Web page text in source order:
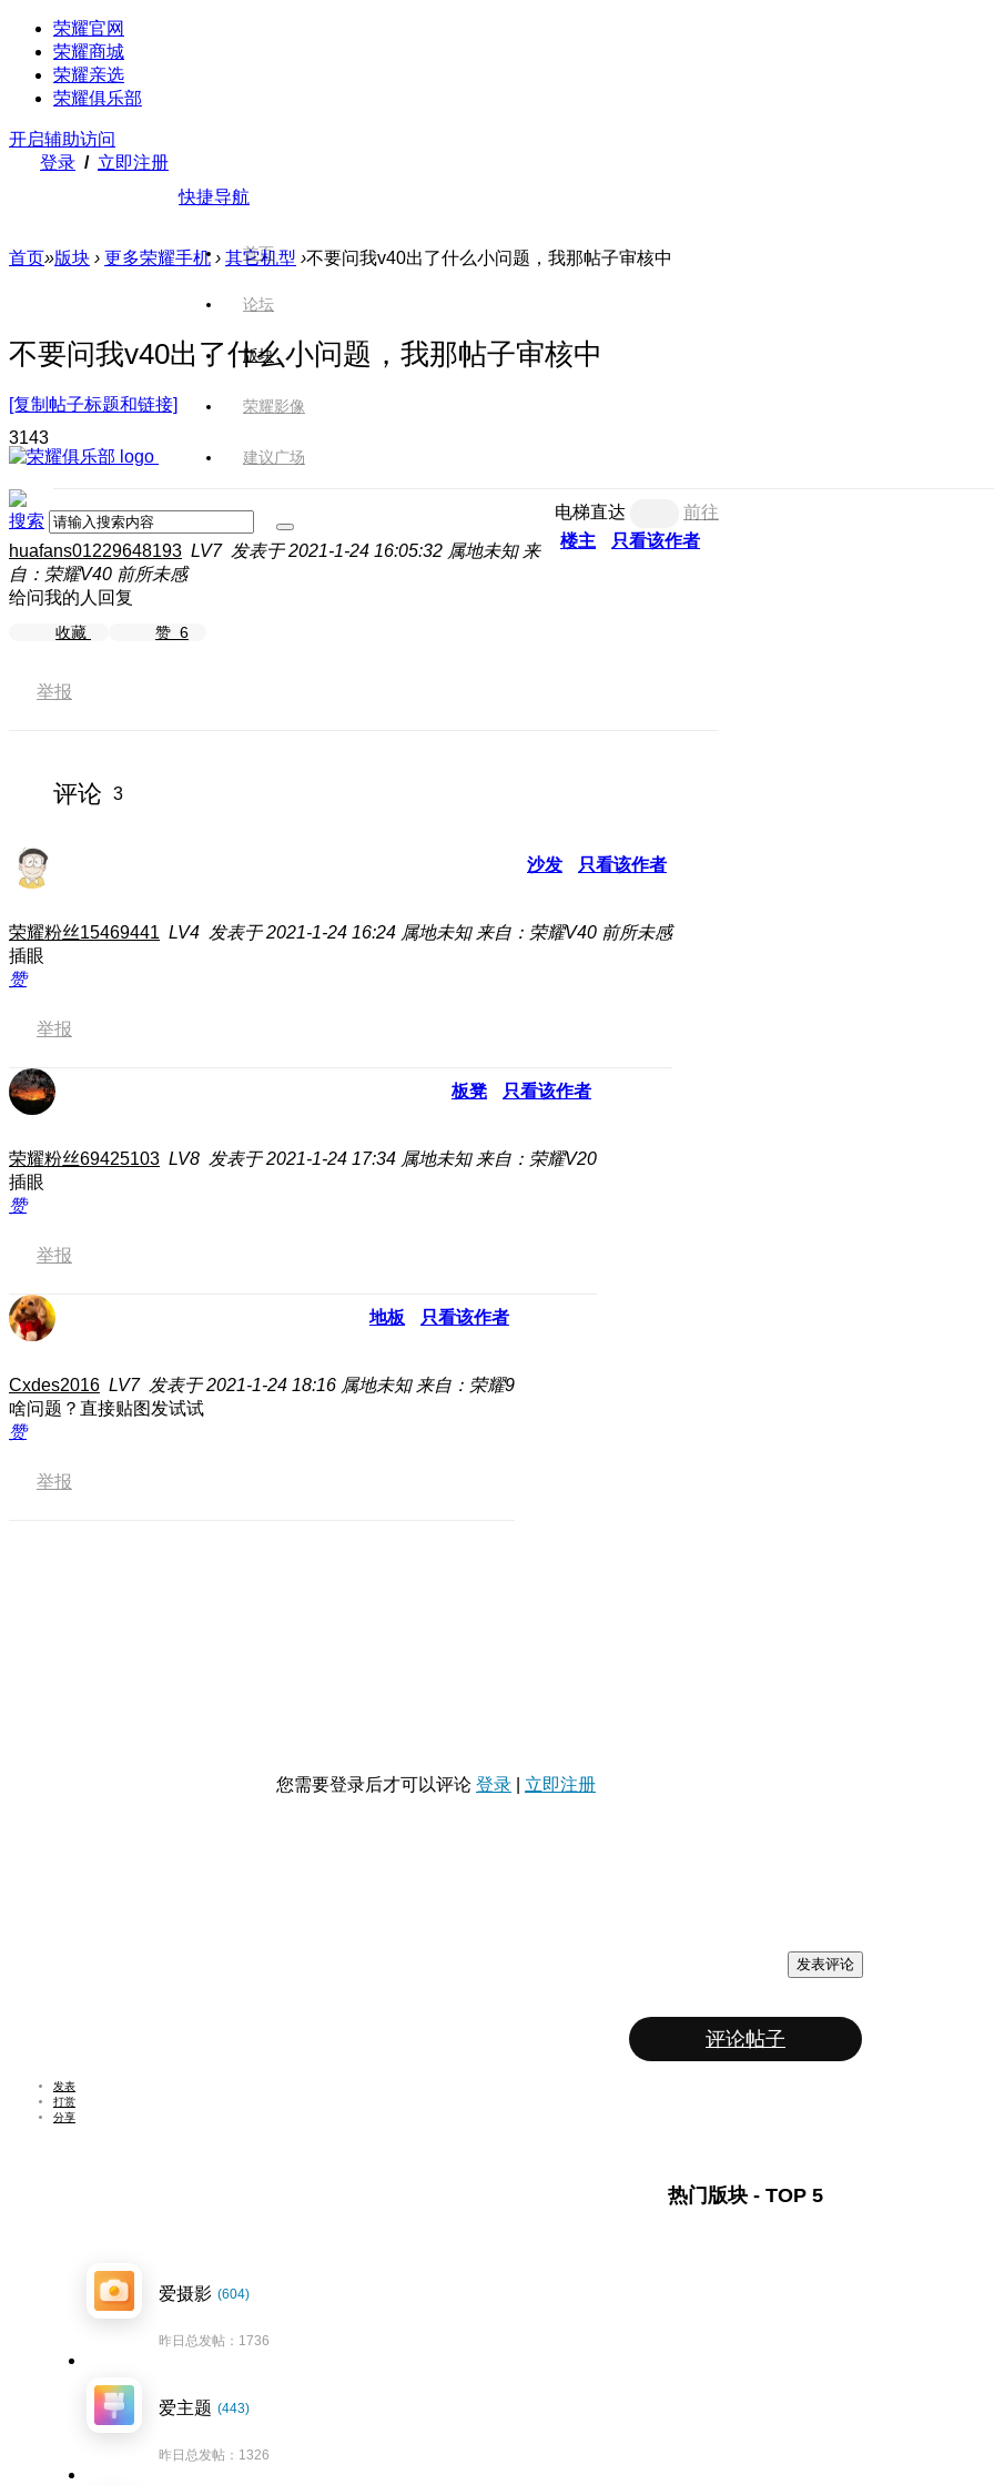
荣耀官网
荣耀商城
荣耀亲选
荣耀俱乐部
开启辅助访问
登录 / 立即注册
快捷导航
首页
论坛
版块
荣耀影像
建议广场
搜索
首页»版块 › 更多荣耀手机 › 其它机型 ›不要问我v40出了什么小问题，我那帖子审核中
不要问我v40出了什么小问题，我那帖子审核中
[复制帖子标题和链接]
3143
电梯直达
前往
楼主
只看该作者
huafans01229648193 LV7 发表于 2021-1-24 16:05:32 属地未知 来
自：荣耀V40 前所未感
给问我的人回复
收藏 赞 6
举报
评论 3
沙发 只看该作者
荣耀粉丝15469441 LV4 发表于 2021-1-24 16:24 属地未知 来自：荣耀V40 前所未感
插眼
赞
举报
板凳 只看该作者
荣耀粉丝69425103 LV8 发表于 2021-1-24 17:34 属地未知 来自：荣耀V20
插眼
赞
举报
地板 只看该作者
Cxdes2016 LV7 发表于 2021-1-24 18:16 属地未知 来自：荣耀9
啥问题？直接贴图发试试
赞
举报
您需要登录后才可以评论 登录 立即注册
发表评论
评论帖子
发表
打赏
分享
热门版块 - TOP 5
爱摄影 (604)
昨日总发帖：1736
爱主题 (443)
昨日总发帖：1326